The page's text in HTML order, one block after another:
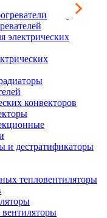
электрических
конвекторов
и дестратификаторы
тепловентиляторы